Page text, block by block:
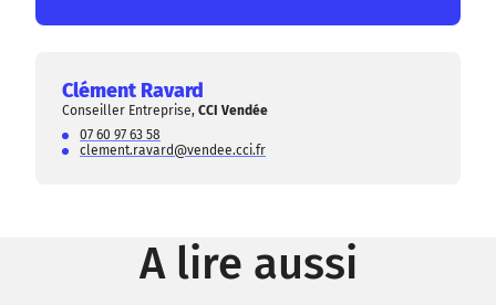
Clément Ravard
Conseiller Entreprise, CCI Vendée
07 60 97 63 58
clement.ravard@vendee.cci.fr
A lire aussi